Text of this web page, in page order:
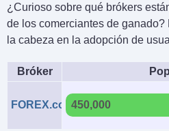
¿Curioso sobre qué brókers
de los comerciantes de ganado?
la cabeza en la adopción de
Bróker
FOREX.com450,000